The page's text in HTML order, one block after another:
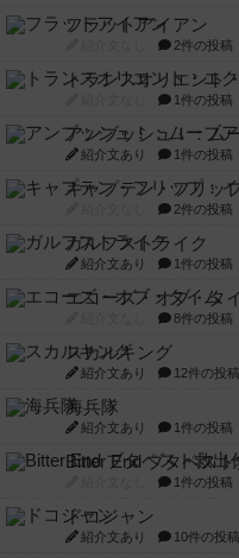
フラットアイアン
2件の投稿
トランスオリエント
1件の投稿
アンブッシュ！：ム
紹介文あり 1件の投稿
キャプテン・フリッ
2件の投稿
ガルフストライク
紹介文あり 1件の投稿
エコーズ・オブ・タ
8件の投稿
スカルキング
紹介文あり 12件の投稿
海兵隊
紹介文あり 1件の投稿
Bitter End ブタペス
1件の投稿
ドコジャン
紹介文あり 10件の投稿